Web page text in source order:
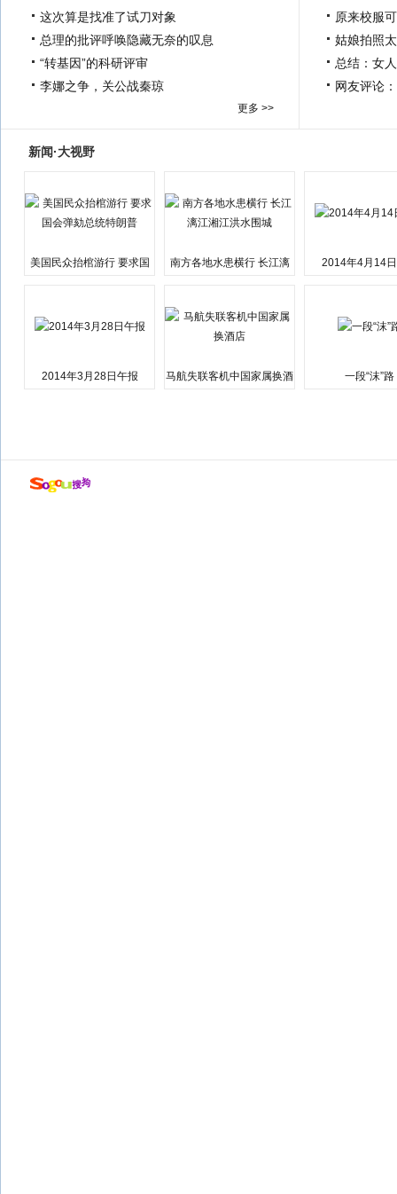
这次算是找准了试刀对象
总理的批评呼唤隐藏无奈的叹息
“转基因”的科研评审
李娜之争，关公战秦琼
更多 >>
原来校服
姑娘拍照
总结：女
网友评论
新闻·大视野
美国民众抬棺游行 要求国
南方各地水患横行 长江漓
2014年4月14
2014年3月28日午报
马航失联客机中国家属换酒
一段“沫”路